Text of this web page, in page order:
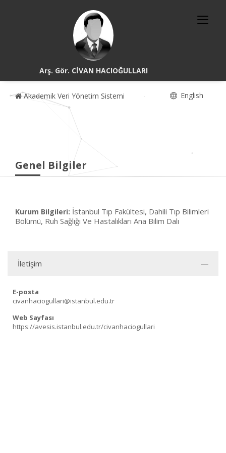
Arş. Gör. CİVAN HACIOĞULLARI
Akademik Veri Yönetim Sistemi English
Genel Bilgiler
Kurum Bilgileri: İstanbul Tıp Fakültesi, Dahili Tıp Bilimleri
Bölümü, Ruh Sağlığı Ve Hastalıkları Ana Bilim Dalı
İletişim
E-posta
civanhaciogullari@istanbul.edu.tr
Web Sayfası
https://avesis.istanbul.edu.tr/civanhaciogullari